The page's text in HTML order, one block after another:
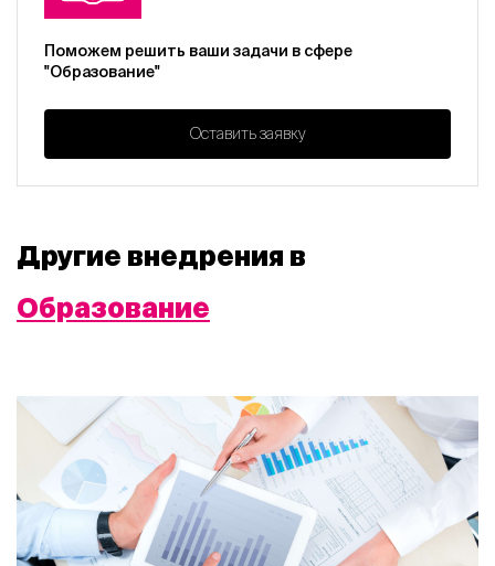
Поможем решить ваши задачи в сфере
"Образование"
Оставить заявку
Другие внедрения в
Образование